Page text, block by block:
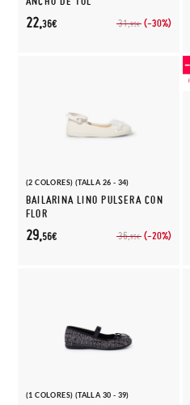
31,95€ (-30%)
22,36€
(2 COLORES) (TALLA 26 - 34)
BAILARINA LINO PULSERA CON
FLOR
36,95€ (-20%)
29,56€
(1 COLORES) (TALLA 30 - 39)